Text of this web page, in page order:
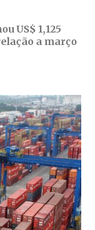
US$ 1,125
a março